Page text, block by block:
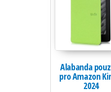
Alabanda
pro Amazon
2024